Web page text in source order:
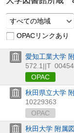
すべての地域
OPACリンクあり
愛知工業大学
572.1||T
OPAC
秋田県立大学
10229363
OPAC
秋田大学 附属